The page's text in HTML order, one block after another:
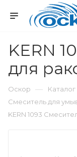
KERN
для
Оскор — Каталог
Смеситель для
KERN 1093